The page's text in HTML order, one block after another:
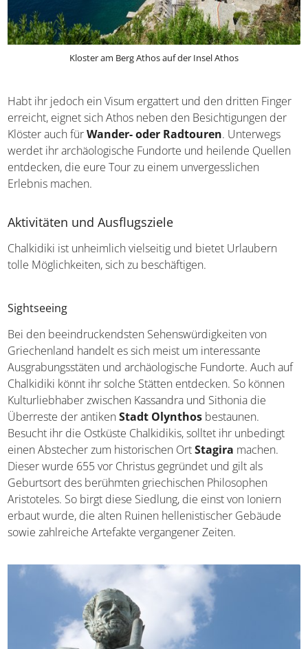
Kloster am Berg Athos auf der Insel Athos
Habt ihr jedoch ein Visum ergattert und den dritten
Finger erreicht, eignet sich Athos neben den
Besichtigungen der Klöster auch fürWander- oder
Radtouren. Unterwegs werdet ihr archäologische
Fundorte und heilende Quellen entdecken, die eure Tour
zu einem unvergesslichen Erlebnis machen.
Aktivitäten und Ausflugsziele
Chalkidiki ist unheimlich vielseitig und bietet Urlaubern
tolle Möglichkeiten, sich zu beschäftigen.
Sightseeing
Bei den beeindruckendsten Sehenswürdigkeiten von
Griechenland handelt es sich meist um interessante
Ausgrabungsstäten und archäologische Fundorte. Auch
auf Chalkidiki könnt ihr solche Stätten entdecken. So
können Kulturliebhaber zwischen Kassandra und Sithonia
die Überreste der antikenStadt Olynthosbestaunen.
Besucht ihr die Ostküste Chalkidikis, solltet ihr unbedingt
einen Abstecher zum historischen OrtStagira machen.
Dieser wurde 655 vor Christus gegründet und gilt als
Geburtsort des berühmten griechischen Philosophen
Aristoteles. So birgt diese Siedlung, die einst von Ioniern
erbaut wurde, die alten Ruinen hellenistischer Gebäude
sowie zahlreiche Artefakte vergangener Zeiten.